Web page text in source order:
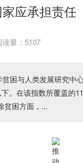
应承担责任
量：5107
困与人类发展研究中
。在该指数所覆盖的
贫困方面，...